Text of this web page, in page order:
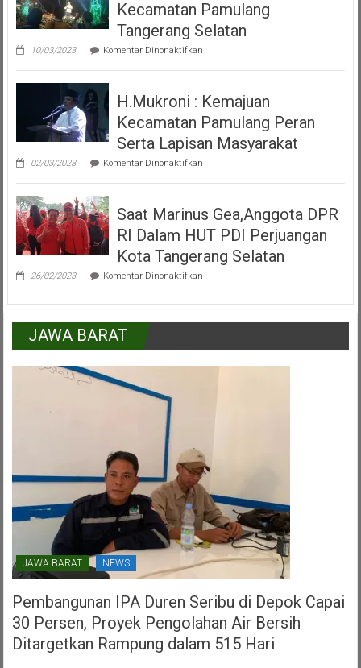
Misa
Inkulturasi
IKKSU
Pamulang
Kecamatan Pamulang
Tangerang Selatan
10/03/2023 Komentar Dinonaktifkan
Peresmian
Alun
Kecamatan
Pamulang
Tangerang
Selatan
H.Mukroni : Kemajuan
Kecamatan Pamulang Peran
Serta Lapisan Masyarakat
02/03/2023 Komentar Dinonaktifkan
:
Kecamatan
Pamulang
Peran
Lapisan
Masyarakat
Saat Marinus Gea,Anggota DPR
RI Dalam HUT PDI Perjuangan
Kota Tangerang Selatan
26/02/2023 Komentar Dinonaktifkan
DPR
Dalam
JAWA BARAT
JAWA BARAT NEWS
Pembangunan IPA Duren Seribu di Depok Capai
30 Persen, Proyek Pengolahan Air Bersih
Ditargetkan Rampung dalam 515 Hari